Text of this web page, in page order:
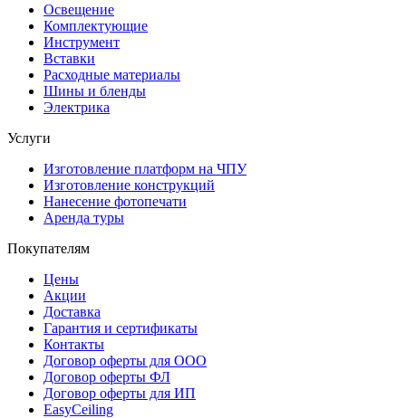
Освещение
Комплектующие
Инструмент
Вставки
Расходные материалы
Шины и бленды
Электрика
Услуги
Изготовление платформ на ЧПУ
Изготовление конструкций
Нанесение фотопечати
Аренда туры
Покупателям
Цены
Акции
Доставка
Гарантия и сертификаты
Контакты
Договор оферты для ООО
Договор оферты ФЛ
Договор оферты для ИП
EasyCeiling